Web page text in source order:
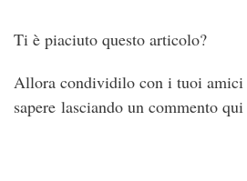
Ti è piaciuto questo articolo?
Allora condividilo con i tuoi amici
sapere lasciando un commento qui